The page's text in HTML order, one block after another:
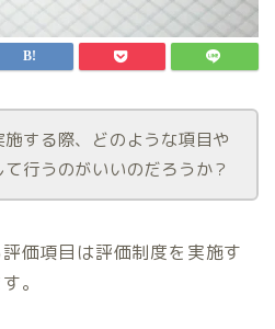
する際、どのような項目や
行うのがいいのだろうか？
価項目は評価制度を実施す
。